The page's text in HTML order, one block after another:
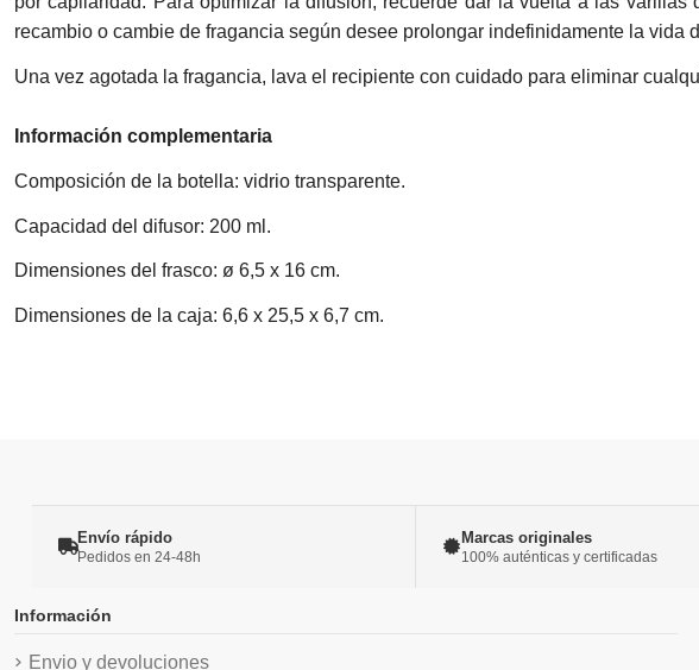
recambio o cambie de fragancia según desee prolongar indefinidamente la vida
Una vez agotada la fragancia, lava el recipiente con cuidado para eliminar
Información complementaria
Composición de la botella: vidrio transparente.
Capacidad del difusor: 200 ml.
Dimensiones del frasco: ø 6,5 x 16 cm.
Dimensiones de la caja: 6,6 x 25,5 x 6,7 cm.
Envío rápido
Pedidos en 24-48h
Marcas originales
100% auténticas y certificadas
Información
Envio y devoluciones